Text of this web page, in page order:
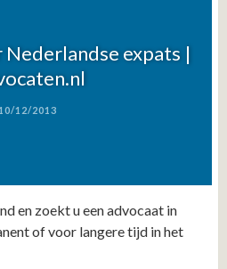
expats |
12/2013
en zoekt u een advocaat in
of voor langere tijd in het